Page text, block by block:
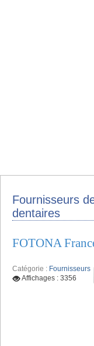
Fournisseurs
dentaires
FOTONA
Catégorie : Fournisseurs
Affichages : 3356